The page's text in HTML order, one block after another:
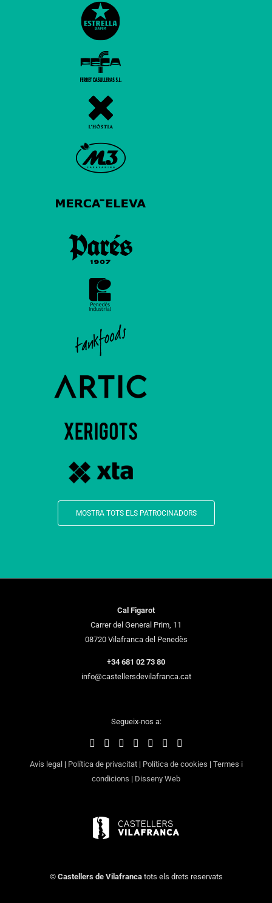
MOSTRA TOTS ELS PATROCINADORS
Cal Figarot
Carrer del General Prim, 11
08720 Vilafranca del Penedès
+34 681 02 73 80
info@castellersdevilafranca.cat
Segueix-nos a:
Avís legal| Política de privacitat| Política de cookies | Termes i
condicions | Disseny Web
© Castellers de Vilafrancatots els drets reservats